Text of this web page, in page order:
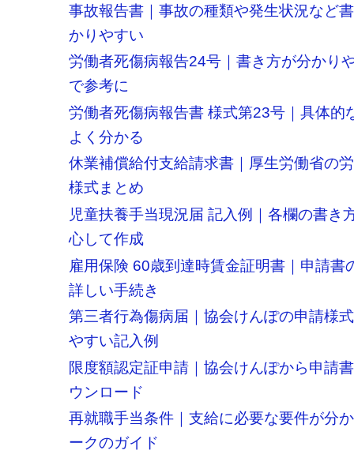
事故報告書｜事故の種類や発生状況など
かりやすい
労働者死傷病報告24号｜書き方が分かり
で参考に
労働者死傷病報告書 様式第23号｜具体的
よく分かる
休業補償給付支給請求書｜厚生労働省の
様式まとめ
児童扶養手当現況届 記入例｜各欄の書き
心して作成
雇用保険 60歳到達時賃金証明書｜申請書
詳しい手続き
第三者行為傷病届｜協会けんぽの申請様
やすい記入例
限度額認定証申請｜協会けんぽから申請
ウンロード
再就職手当条件｜支給に必要な要件が分
ークのガイド